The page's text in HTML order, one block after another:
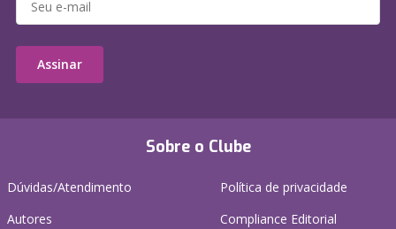
Sobre o Clube
Dúvidas/Atendimento
Autores
Política de privacidade
Compliance Editorial
Assinar